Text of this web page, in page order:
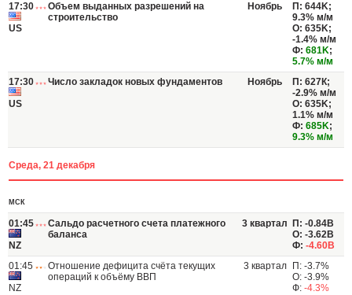
17:30
US
Объем выданных разрешений на
строительство
Ноябрь
П: 644K;
9.3% м/м
О: 635K;
-1.4% м/м
Ф: 681K;
5.7% м/м
17:30
US
Число закладок новых фундаментов Ноябрь
П: 627К;
-2.9% м/м
О: 635K;
1.1% м/м
Ф: 685K;
9.3% м/м
Среда, 21 декабря
МСК
01:45
NZ
Сальдо расчетного счета платежного
баланса
3 квартал
П: -0.84B
О: -3.62B
Ф: -4.60B
01:45
NZ
Отношение дефицита счёта текущих
операций к объёму ВВП
3 квартал
П: -3.7%
О: -3.9%
Ф: -4.3%